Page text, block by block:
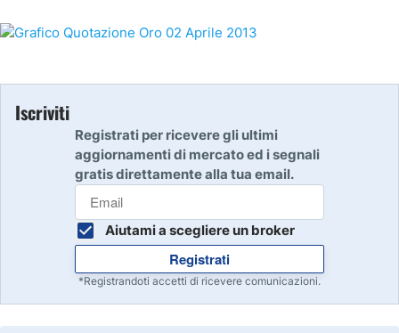
Iscriviti
Registrati per ricevere gli ultimi
aggiornamenti di mercato ed i segnali
gratis direttamente alla tua email.
Aiutami a scegliere un broker
Registrati
*Registrandoti accetti di ricevere comunicazioni.